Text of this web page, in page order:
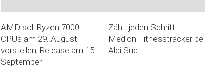
AMD soll Ryzen 7000
CPUs am 29. August
vorstellen, Release am 15.
September
Zählt jeden Schritt:
Medion-Fitnesstracker bei
Aldi Süd